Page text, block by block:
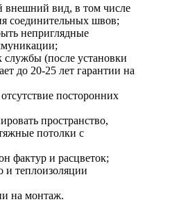
внешний вид, в том числе
соединительных швов;
неприглядные
службы (после установки
до 20-25 лет гарантии на
посторонних
пространство,
потолки с
фактур и расцветок;
и теплоизоляции
на монтаж.